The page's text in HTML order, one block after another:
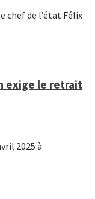
chef de l’état Félix
exige le retrait
2025 à